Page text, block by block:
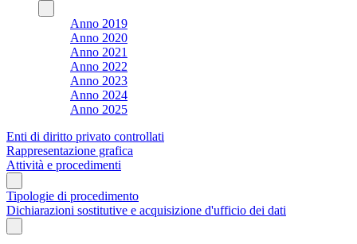
Anno 2019
Anno 2020
Anno 2021
Anno 2022
Anno 2023
Anno 2024
Anno 2025
Enti di diritto privato controllati
Rappresentazione grafica
Attività e procedimenti
Tipologie di procedimento
Dichiarazioni sostitutive e acquisizione d'ufficio dei dati